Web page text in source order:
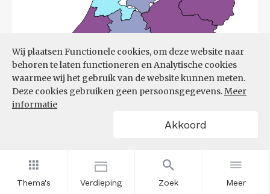
Thema's Verdieping Zoek Meer
Wij plaatsen Functionele cookies, om deze website naar
behoren te laten functioneren en Analytische cookies
waarmee wij het gebruik van de website kunnen meten.
Deze cookies gebruiken geen persoonsgegevens.Meer
informatie
Akkoord
Bron:UWV (08-06-2026)